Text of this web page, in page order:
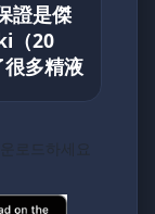
證是傑
（20
多精液
로드하세요